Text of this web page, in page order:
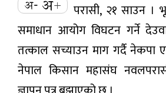
परासी, २१ साउन ।
समाधान आयोग विघटन गर्ने
तत्काल सच्याउन माग गर्दै
नेपाल किसान महासंघ